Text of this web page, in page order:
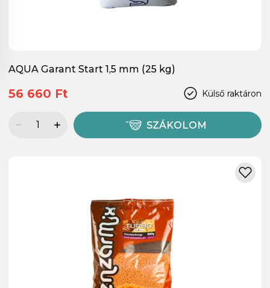
AQUA Garant Start 1,5 mm (25 kg)
Külső raktáron
56 660 Ft
SZÁKOLOM